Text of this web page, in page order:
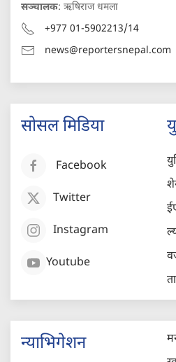
सञ्चालक: ऋषिराज धमला
+977 01-5902213/14
news@reportersnepal.com
सोसल मिडिया
Facebook
Twitter
Instagram
Youtube
न्याभिगेशन